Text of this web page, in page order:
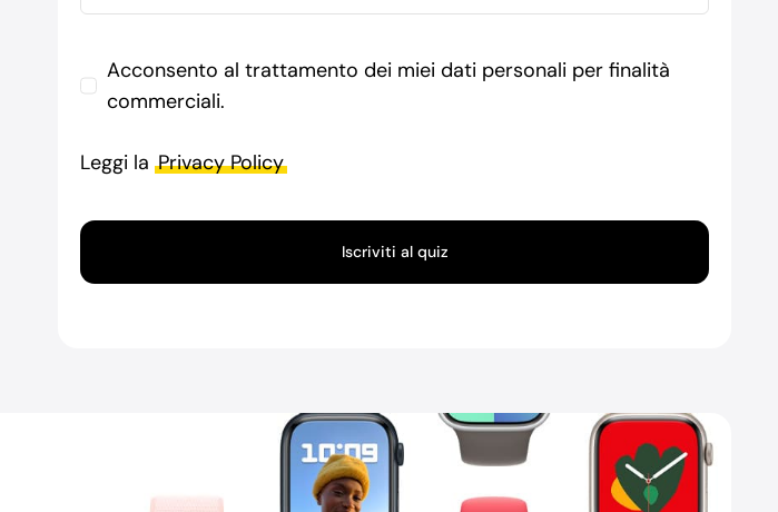
Acconsento al trattamento dei miei dati personali per finalità
commerciali.
Leggi laPrivacy Policy
Iscriviti al quiz